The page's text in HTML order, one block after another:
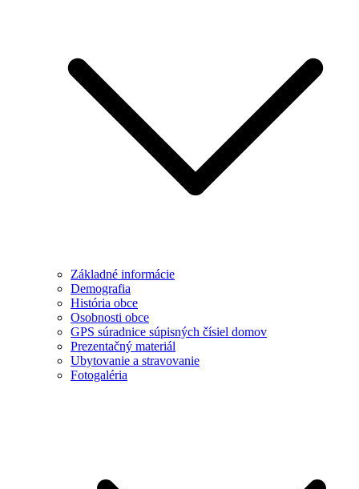
Základné informácie
Demografia
História obce
Osobnosti obce
GPS súradnice súpisných čísiel domov
Prezentačný materiál
Ubytovanie a stravovanie
Fotogaléria